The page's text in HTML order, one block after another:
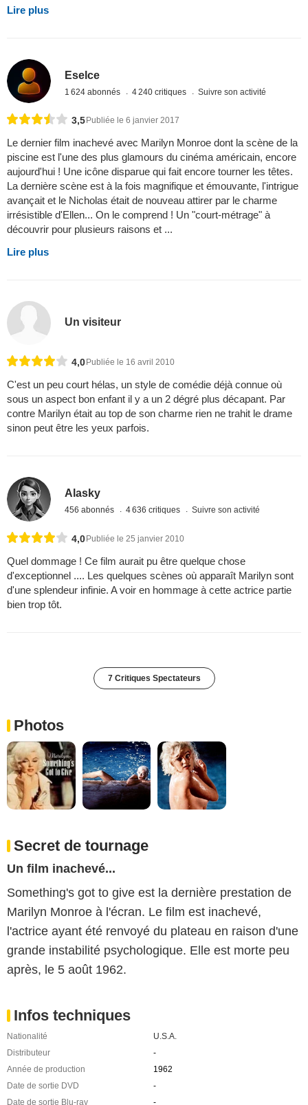
Lire plus
Eselce
1 624 abonnés 4 240 critiques Suivre son activité
3,5 Publiée le 6 janvier 2017
Le dernier film inachevé avec Marilyn Monroe dont la scène de la
piscine est l'une des plus glamours du cinéma américain, encore
aujourd'hui ! Une icône disparue qui fait encore tourner les têtes.
La dernière scène est à la fois magnifique et émouvante, l'intrigue
avançait et le Nicholas était de nouveau attirer par le charme
irrésistible d'Ellen... On le comprend ! Un "court-métrage" à
découvrir pour plusieurs raisons et ...
Lire plus
Un visiteur
4,0 Publiée le 16 avril 2010
C'est un peu court hélas, un style de comédie déjà connue où
sous un aspect bon enfant il y a un 2 dégré plus décapant. Par
contre Marilyn était au top de son charme rien ne trahit le drame
sinon peut être les yeux parfois.
Alasky
456 abonnés 4 636 critiques Suivre son activité
4,0Publiée le 25 janvier 2010
Quel dommage ! Ce film aurait pu être quelque chose
d'exceptionnel .... Les quelques scènes où apparaît Marilyn sont
d'une splendeur infinie. A voir en hommage à cette actrice partie
bien trop tôt.
7 Critiques Spectateurs
Photos
Secret de tournage
Un film inachevé...
Something's got to give est la dernière prestation de
Marilyn Monroe à l'écran. Le film est inachevé,
l'actrice ayant été renvoyé du plateau en raison d'une
grande instabilité psychologique. Elle est morte peu
après, le 5 août 1962.
Infos techniques
Nationalité
U.S.A.
Distributeur
-
Année de production
1962
Date de sortie DVD
-
Date de sortie Blu-ray
-